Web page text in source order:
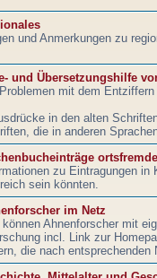
und Anmerkungen zu
und Übersetzungshilfe
mit dem
in den alten
die in anderen
zu Eintragungen in
sein könnten.
im Netz
können Ahnenforscher mit
incl. Link zur
die nach entsprechenden